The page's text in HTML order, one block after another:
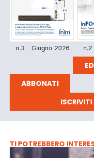
n.3 - Giugno 2026
ABBONATI
ISCRIVITI
TI POTREBBERO